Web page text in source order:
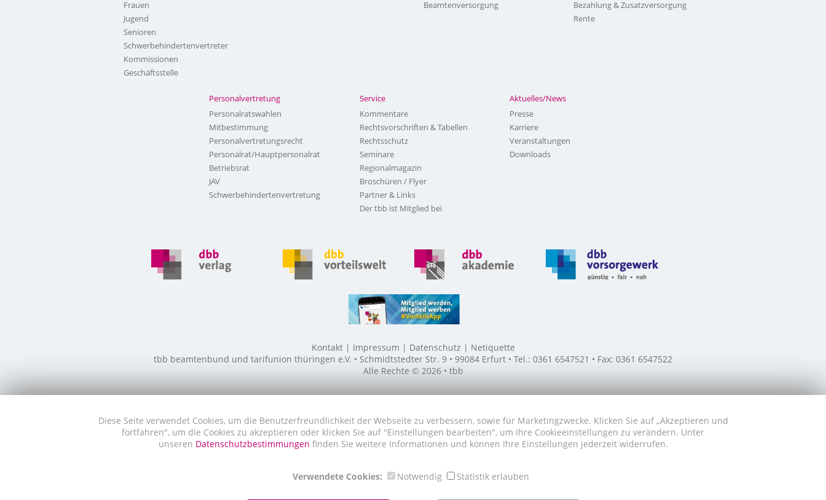
Frauen
Jugend
Senioren
Schwerbehindertenvertreter
Kommissionen
Geschäftsstelle
Beamtenversorgung
Bezahlung & Zusatzversorgung
Rente
Personalvertretung
Personalratswahlen
Mitbestimmung
Personalvertretungsrecht
Personalrat/Hauptpersonalrat
Betriebsrat
JAV
Schwerbehindertenvertretung
Service
Kommentare
Rechtsvorschriften & Tabellen
Rechtsschutz
Seminare
Regionalmagazin
Broschüren / Flyer
Partner & Links
Der tbb ist Mitglied bei
Aktuelles/News
Presse
Karriere
Veranstaltungen
Downloads
Kontakt Impressum Datenschutz
Netiquette
tbb beamtenbund und tarifunion thüringen e.V. • Schmidtstedter Str. 9 • 99084 Erfurt • Tel.: 0361 6547521 • Fax: 0361 6547522
Alle Rechte © 2026 • tbb
Diese Seite verwendet Cookies, um die Benutzerfreundlichkeit der Webseite zu verbessern, sowie für Marketingzwecke. Klicken Sie auf „Akzeptieren und
fortfahren", um die Cookies zu akzeptieren oder klicken Sie auf "Einstellungen bearbeiten", um Ihre Cookieeinstellungen zu verändern. Unter
unseren Datenschutzbestimmungen finden Sie weitere Informationen und können Ihre Einstellungen jederzeit widerrufen.
Verwendete Cookies: Notwendig Statistik erlauben